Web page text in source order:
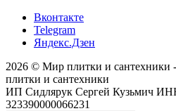
Вконтакте
Telegram
Яндекс.Дзен
2026 © Мир плитки и сантехники
плитки и сантехники
ИП Сидлярук Сергей Кузьмич
323390000066231